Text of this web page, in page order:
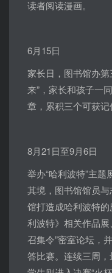
读者阅读漫画。
6月15日
家长日，图书馆办
来”，家长和孩子一
章，累积三个可获记
8月21日至9月6日
举办“哈利波特”主
其境，图书馆馆员
馆打造成哈利波特
利波特》相关作品
召集令”密室论坛，
答比赛。连续三周